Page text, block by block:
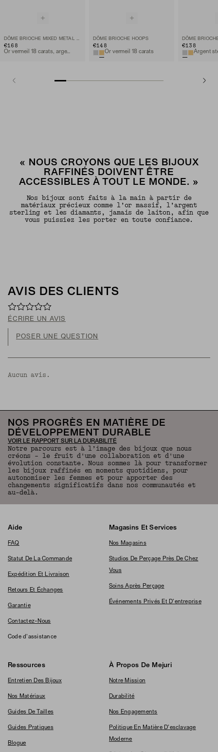
DÔME BRIOCHE MIXED METAL RING
€168
Or vermeil 18 carats, argent sterling
DÔME BRIOCHE HOOPS
€148
Or vermeil 18 carats
DÔME
€138
Argent
« NOUS CROYONS QUE LES BIJOUX
RAFFINÉS DOIVENT ÊTRE
ACCESSIBLES À TOUT LE MONDE. »
Nos bijoux sont faits à la main à partir de
matériaux précieux comme l’or massif, l’argent
sterling et les diamants, jamais de laiton, afin que
vous puissiez les porter en toute confiance.
AVIS DES CLIENTS
ÉCRIRE UN AVIS
POSER UNE QUESTION
Aucun avis.
NOS PROGRÈS EN MATIÈRE DE
DÉVELOPPEMENT DURABLE
VOIR LE RAPPORT SUR LA DURABILITÉ
Notre parcours est à l’image des bijoux que nous
créons – le fruit d'une collaboration et d'une
évolution constante. Nous sommes là pour transformer
les bijoux raffinés en moments quotidiens, pour
autonomiser les femmes et pour apporter des
changements significatifs dans nos communautés et
au-delà.
Aide
FAQ
Statut De La Commande
Expédition Et Livraison
Retours Et Échanges
Garantie
Contactez-Nous
Code d'assistance
Magasins Et Services
Nos Magasins
Studios De Perçage Près De Chez
Vous
Soins Après Perçage
Événements Privés Et D'entreprise
Ressources
Entretien Des Bijoux
Nos Matériaux
Guides De Tailles
Guides Pratiques
Blogue
À Propos De Mejuri
Notre Mission
Durabilité
Nos Engagements
Politique En Matière D'esclavage
Moderne